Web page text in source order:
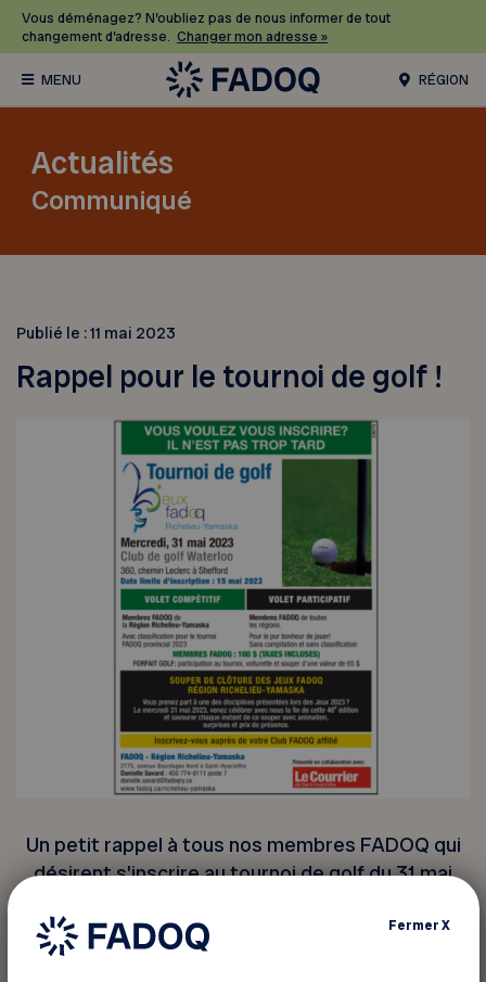
Vous déménagez? N’oubliez pas de nous informer de tout
changement d’adresse. Changer mon adresse »
RÉGION
Actualités
Communiqué
Publié le :11 mai 2023
Rappel pour le tournoi de golf !
Un petit rappel à tous nos membres FADOQ qui
désirent s’inscrire au tournoi de golf du 31 mai
il est encore temps de le faire avant le 15 mai
FermerX